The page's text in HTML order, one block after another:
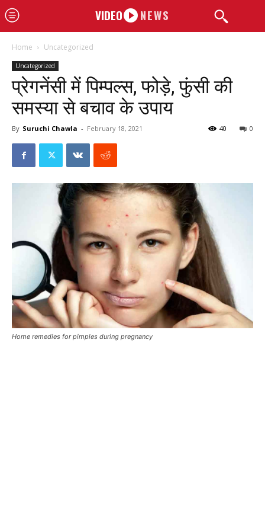
VIDEO NEWS
Home Uncategorized
Uncategorized
प्रेगनेंसी में पिम्पल्स, फोड़े, फुंसी की
समस्या से बचाव के उपाय
By Suruchi Chawla - February 18, 2021 0
40
Home remedies for pimples during pregnancy